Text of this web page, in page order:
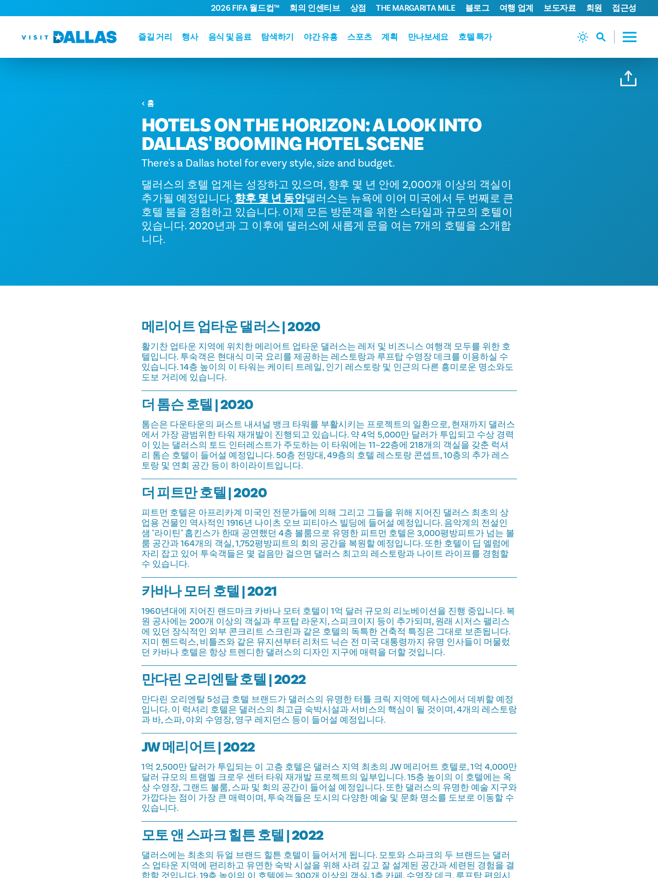
본문으로 건너뛰기
즐길 거리 행사 음식 및 음료 탐색하기 야간 유흥 스포츠 계획 만나보세요 호텔 특가
2026 FIFA 월드컵™ 회의 인센티브 상점 THE MARGARITA MILE 블로그 여행 업계 보도자료 회원 접근성
홈
HOTELS ON THE HORIZON: A LOOK INTO
DALLAS' BOOMING HOTEL SCENE
There's a Dallas hotel for every style, size and budget.
댈러스의 호텔 업계는 성장하고 있으며, 향후 몇 년 안에 2,000개 이상의 객실이
추가될 예정입니다. 향후 몇 년 동안댈러스는 뉴욕에 이어 미국에서 두 번째로 큰
호텔 붐을 경험하고 있습니다. 이제 모든 방문객을 위한 스타일과 규모의 호텔이
있습니다. 2020년과 그 이후에 댈러스에 새롭게 문을 여는 7개의 호텔을 소개합
니다.
메리어트 업타운 댈러스 | 2020
활기찬 업타운 지역에 위치한 메리어트 업타운 댈러스는 레저 및 비즈니스 여행객 모두를 위한 호
텔입니다. 투숙객은 현대식 미국 요리를 제공하는 레스토랑과 루프탑 수영장 데크를 이용하실 수
있습니다. 14층 높이의 이 타워는 케이티 트레일, 인기 레스토랑 및 인근의 다른 흥미로운 명소와도
도보 거리에 있습니다.
더 톰슨 호텔 | 2020
톰슨은 다운타운의 퍼스트 내셔널 뱅크 타워를 부활시키는 프로젝트의 일환으로, 현재까지 댈러스
에서 가장 광범위한 타워 재개발이 진행되고 있습니다. 약 4억 5,000만 달러가 투입되고 수상 경력
이 있는 댈러스의 토드 인터레스트가 주도하는 이 타워에는 11~22층에 218개의 객실을 갖춘 럭셔
리 톰슨 호텔이 들어설 예정입니다. 50층 전망대, 49층의 호텔 레스토랑 콘셉트, 10층의 추가 레스
토랑 및 연회 공간 등이 하이라이트입니다.
더 피트만 호텔 | 2020
피트먼 호텔은 아프리카계 미국인 전문가들에 의해 그리고 그들을 위해 지어진 댈러스 최초의 상
업용 건물인 역사적인 1916년 나이츠 오브 피티아스 빌딩에 들어설 예정입니다. 음악계의 전설인
샘 "라이틴" 홉킨스가 한때 공연했던 4층 볼룸으로 유명한 피트먼 호텔은 3,000평방피트가 넘는 볼
룸 공간과 164개의 객실, 1,752평방피트의 회의 공간을 복원할 예정입니다. 또한 호텔이 딥 엘럼에
자리 잡고 있어 투숙객들은 몇 걸음만 걸으면 댈러스 최고의 레스토랑과 나이트 라이프를 경험할
수 있습니다.
카바나 모터 호텔 | 2021
1960년대에 지어진 랜드마크 카바나 모터 호텔이 1억 달러 규모의 리노베이션을 진행 중입니다. 복
원 공사에는 200개 이상의 객실과 루프탑 라운지, 스피크이지 등이 추가되며, 원래 시저스 팰리스
에 있던 장식적인 외부 콘크리트 스크린과 같은 호텔의 독특한 건축적 특징은 그대로 보존됩니다.
지미 헨드릭스, 비틀즈와 같은 뮤지션부터 리처드 닉슨 전 미국 대통령까지 유명 인사들이 머물렀
던 카바나 호텔은 항상 트렌디한 댈러스의 디자인 지구에 매력을 더할 것입니다.
만다린 오리엔탈 호텔 | 2022
만다린 오리엔탈 5성급 호텔 브랜드가 댈러스의 유명한 터틀 크릭 지역에 텍사스에서 데뷔할 예정
입니다. 이 럭셔리 호텔은 댈러스의 최고급 숙박시설과 서비스의 핵심이 될 것이며, 4개의 레스토랑
과 바, 스파, 야외 수영장, 영구 레지던스 등이 들어설 예정입니다.
JW 메리어트 | 2022
1억 2,500만 달러가 투입되는 이 고층 호텔은 댈러스 지역 최초의 JW 메리어트 호텔로, 1억 4,000만
달러 규모의 트램멜 크로우 센터 타워 재개발 프로젝트의 일부입니다. 15층 높이의 이 호텔에는 옥
상 수영장, 그랜드 볼룸, 스파 및 회의 공간이 들어설 예정입니다. 또한 댈러스의 유명한 예술 지구와
가깝다는 점이 가장 큰 매력이며, 투숙객들은 도시의 다양한 예술 및 문화 명소를 도보로 이동할 수
있습니다.
모토 앤 스파크 힐튼 호텔 | 2022
댈러스에는 최초의 듀얼 브랜드 힐튼 호텔이 들어서게 됩니다. 모토와 스파크의 두 브랜드는 댈러
스 업타운 지역에 편리하고 유연한 숙박 시설을 위해 사려 깊고 잘 설계된 공간과 세련된 경험을 결
합할 것입니다. 19층 높이의 이 호텔에는 300개 이상의 객실, 1층 카페, 수영장 데크, 루프탑 편의시